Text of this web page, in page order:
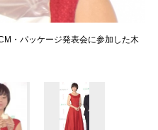
・パッケージ発表会に参加した木